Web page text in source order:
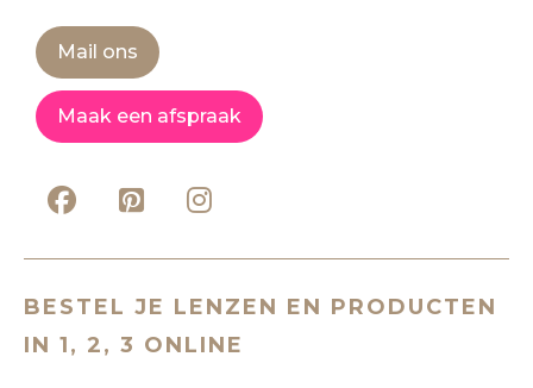
Mail ons
Maak een afspraak
BESTEL JE LENZEN EN PRODUCTEN
IN 1, 2, 3 ONLINE